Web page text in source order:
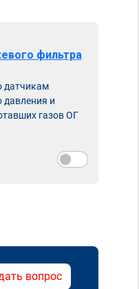
фильтра
датчикам
давления и
газов ОГ
вопрос